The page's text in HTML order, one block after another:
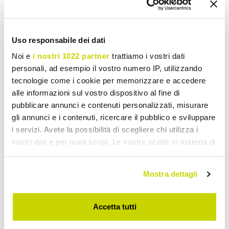
Uso responsabile dei dati
Noi e i nostri 1022 partner trattiamo i vostri dati
personali, ad esempio il vostro numero IP, utilizzando
tecnologie come i cookie per memorizzare e accedere
alle informazioni sul vostro dispositivo al fine di
pubblicare annunci e contenuti personalizzati, misurare
gli annunci e i contenuti, ricercare il pubblico e sviluppare
i servizi. Avete la possibilità di scegliere chi utilizza i
vostri dati e per quali scopi. Le vostre scelte in materia di
modificare o revocare il proprio consenso in qualsiasi
momento dalla Dichiarazione sui cookie o facendo clic
sull'icona di attivazione della privacy.
Mostra dettagli
Accetta tutti
Para escrever um comentário você deve fazer o
login.